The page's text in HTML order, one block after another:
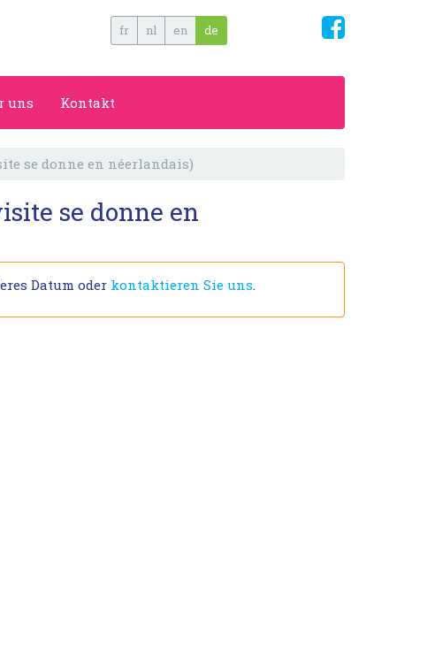
fr nl en de
uns Kontakt
se donne en néerlandais)
se donne en
Datum oder kontaktieren Sie uns